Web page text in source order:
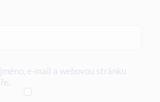
e-mail a webovou stránku